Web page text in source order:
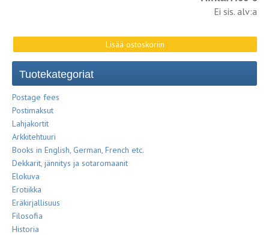
Ei sis. alv:a
Tuotekategoriat
Postage fees
Postimaksut
Lahjakortit
Arkkitehtuuri
Books in English, German, French etc.
Dekkarit, jännitys ja sotaromaanit
Elokuva
Erotiikka
Eräkirjallisuus
Filosofia
Historia